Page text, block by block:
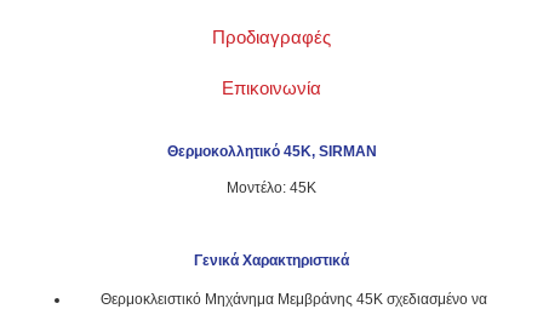
Προδιαγραφές
Επικοινωνία
Θερμοκολλητικό 45K, SIRMAN
Μοντέλο: 45K
Γενικά Χαρακτηριστικά
Θερμοκλειστικό Μηχάνημα Μεμβράνης 45K σχεδιασμένο να